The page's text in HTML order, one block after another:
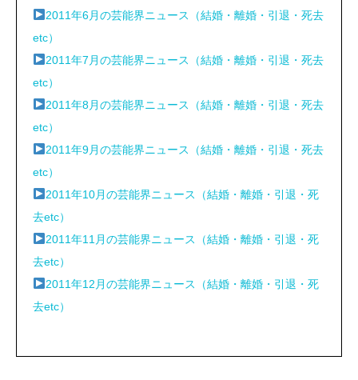
2011年6月の芸能界ニュース（結婚・離婚・引退・死去
etc）
2011年7月の芸能界ニュース（結婚・離婚・引退・死去
etc）
2011年8月の芸能界ニュース（結婚・離婚・引退・死去
etc）
2011年9月の芸能界ニュース（結婚・離婚・引退・死去
etc）
2011年10月の芸能界ニュース（結婚・離婚・引退・死
去etc）
2011年11月の芸能界ニュース（結婚・離婚・引退・死
去etc）
2011年12月の芸能界ニュース（結婚・離婚・引退・死
去etc）